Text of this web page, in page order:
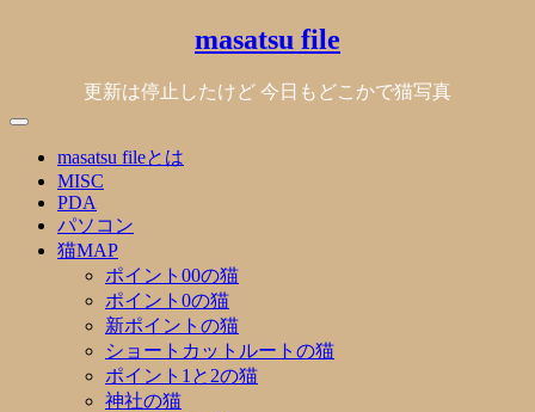
masatsu file
更新は停止したけど 今日もどこかで猫写真
masatsu fileとは
MISC
PDA
パソコン
猫MAP
ポイント00の猫
ポイント0の猫
新ポイントの猫
ショートカットルートの猫
ポイント1と2の猫
神社の猫